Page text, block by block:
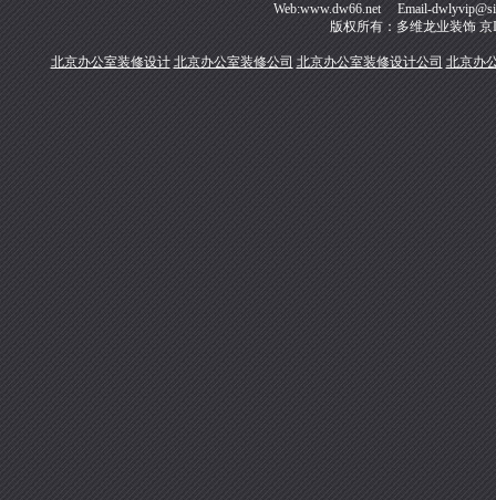
Web:www.dw66.net Email-
版权所有：多维龙业装饰京
北京办公室装修设计 北京办公室装修公司 北京办公室装修设计公司 北京办